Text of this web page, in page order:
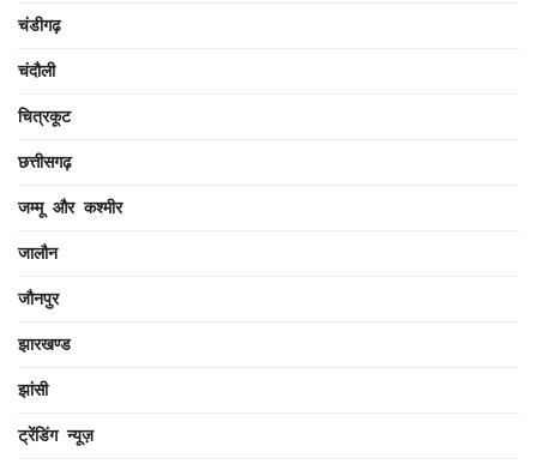
चंडीगढ़
चंदौली
चित्रकूट
छत्तीसगढ़
जम्मू और कश्मीर
जालौन
जौनपुर
झारखण्ड
झांसी
ट्रेंडिंग न्यूज़